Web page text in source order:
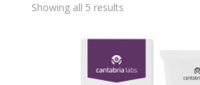
Showing all 5 results